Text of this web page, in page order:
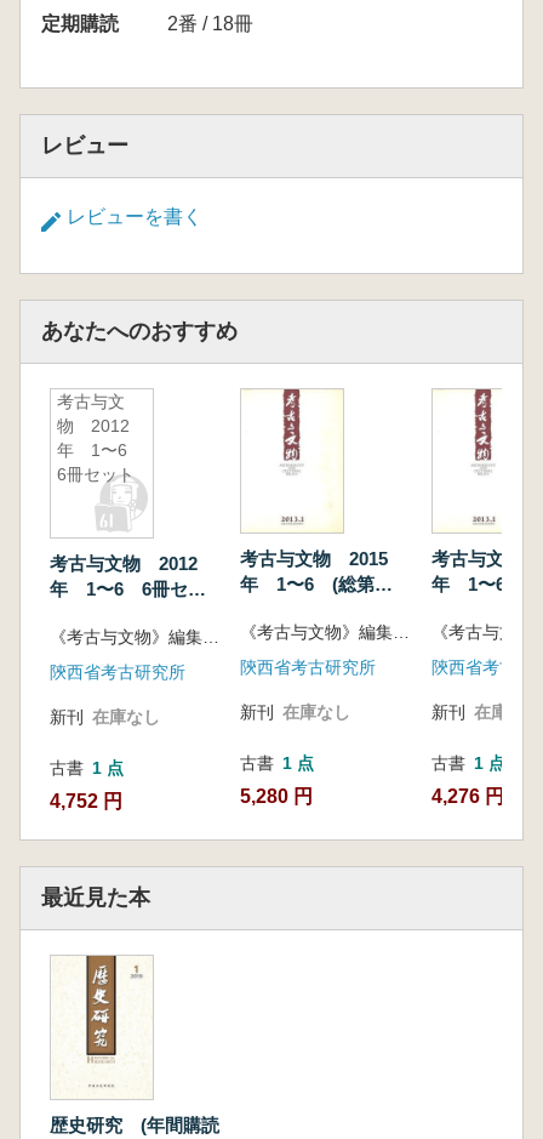
定期購読
2番 / 18冊
レビュー
レビューを書く
あなたへのおすすめ
考古与文
物 2012
年 1〜6
6冊セット
考古与文物 2012
年 1〜6 6冊セッ
陝西省考古研究所
新刊 在庫なし
古書 1 点
4,752 円
考古与文物 2015
年 1〜6 (総第
ット
《考古与文物》編集部編
陝西省考古研究所
新刊 在庫なし
古書 1 点
5,280 円
考古与文物
年 1〜6 6
陝西省考古研
新刊 在庫なし
古書 1 点
4,276 円
最近見た本
歴史研究 (年間購読